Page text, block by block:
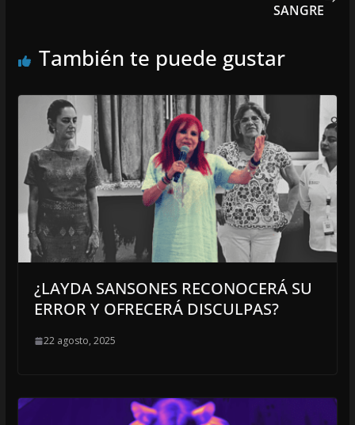
SANGRE
También te puede gustar
¿LAYDA SANSONES RECONOCERÁ SU
ERROR Y OFRECERÁ DISCULPAS?
22 agosto, 2025